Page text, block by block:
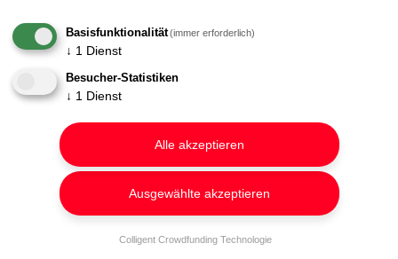
Basisfunktionalität(immer erforderlich)
↓ 1 Dienst
Besucher-Statistiken
↓ 1 Dienst
Ausgewählte akzeptieren
Alle akzeptieren
Colligent Crowdfunding Technologie